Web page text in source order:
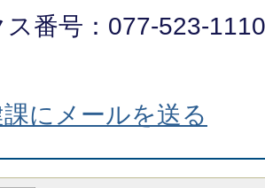
ス番号：077-523-1110
にメールを送る